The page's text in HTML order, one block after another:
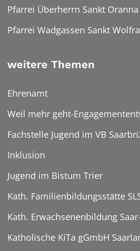
Pfarrei Überherrn Sankt Oranna
Pfarrei Wadgassen Sankt
weitere Themen
Ehrenamt
Weil mehr geht-
Fachstelle Jugend im VB
Inklusion
Jugend im Bistum Trier
Kath. Familienbildungsstätte
Kath. Erwachsenenbildung
Katholische KiTa gGmbH